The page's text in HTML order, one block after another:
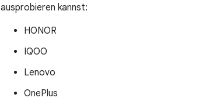
ausprobieren kannst:
HONOR
IQOO
Lenovo
OnePlus